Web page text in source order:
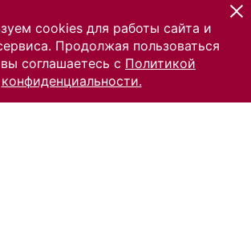
cookies для работы сайта и
Продолжая пользоваться
соглашаетесь с Политикой
конфиденциальности.